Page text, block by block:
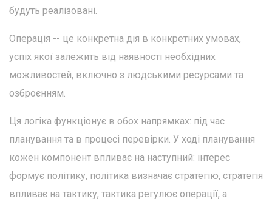
будуть реалізовані.
Операція -- це конкретна дія в конкретних умовах,
успіх якої залежить від наявності необхідних
можливостей, включно з людськими ресурсами та
озброєнням.
Ця логіка функціонує в обох напрямках: під час
планування та в процесі перевірки. У ході планування
кожен компонент впливає на наступний: інтерес
формує політику, політика визначає стратегію, стратегія
впливає на тактику, тактика регулює операції, а